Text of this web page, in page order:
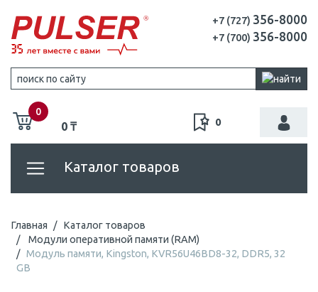
+7 (727) 356-8000
+7 (700) 356-8000
0
0 ₸ 0
Каталог товаров
Главная
Каталог товаров
Модули оперативной памяти (RAM)
Модуль памяти, Kingston, KVR56U46BD8-32, DDR5, 32
GB